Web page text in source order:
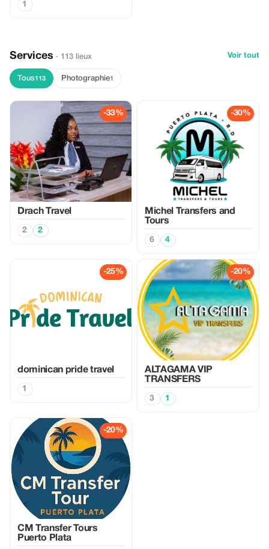
1
Services · 113 lieux Voir tout
Tous113 Photographie1
-33%
Drach Travel
2 2
-30%
Michel Transfers and
Tours
6 4
-25%
dominican pride travel
1
-20%
ALTAGAMA VIP
TRANSFERS
3 1
-20%
CM Transfer Tours
Puerto Plata